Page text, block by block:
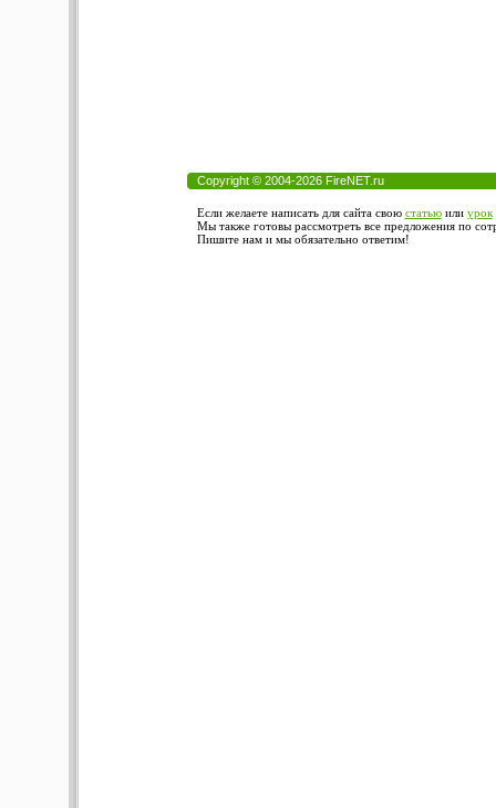
Copyright © 2004-2026 FireNET.ru
Если желаете написать для сайта свою статьюили урок
Мы также готовы рассмотреть все предложения по
Пишите нам и мы обязательно ответим!